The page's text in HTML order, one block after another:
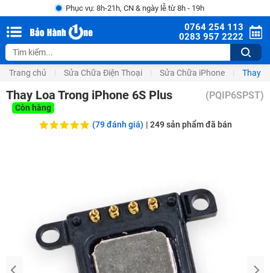
Phục vụ: 8h-21h, CN & ngày lễ từ 8h - 19h
0764 254 113
0283 957 2222
Trang chủ Sửa Chữa Điện Thoại Sửa Chữa iPhone Thay
Thay Loa Trong iPhone 6S Plus (PQIP6SPST)
Còn hàng
(79 đánh giá) | 249sản phẩm đã bán